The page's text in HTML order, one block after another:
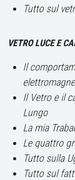
Tutto sul
VETRO LUCE E
Il
Il Vetro e il
Lungo
La mia
Le quattro
Tutto sulla
Tutto sul